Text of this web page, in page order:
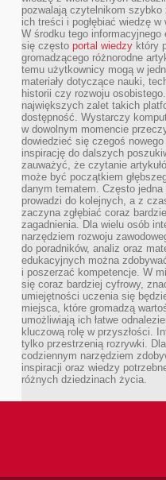
pozwalają czytelnikom szybko
ich treści i pogłębiać wiedzę
W środku tego informacyjnego
się często portal wiedzy który
gromadzącego różnorodne
temu użytkownicy mogą w
materiały dotyczące nauki,
historii czy rozwoju
największych zalet takich
dostępność. Wystarczy
w dowolnym momencie
dowiedzieć się czegoś
inspirację do dalszych
zauważyć, że czytanie
może być początkiem
danym tematem. Często
prowadzi do kolejnych, a z
zaczyna zgłębiać coraz
zagadnienia. Dla wielu osób
narzędziem rozwoju
do poradników, analiz oraz
edukacyjnych można
i poszerzać kompetencje. W
się coraz bardziej cyfrowy,
umiejętności uczenia się
miejsca, które gromadzą
umożliwiają ich łatwe
kluczową rolę w przyszłości.
tylko przestrzenią rozrywki.
codziennym narzędziem
inspiracji oraz wiedzy
różnych dziedzinach życia.